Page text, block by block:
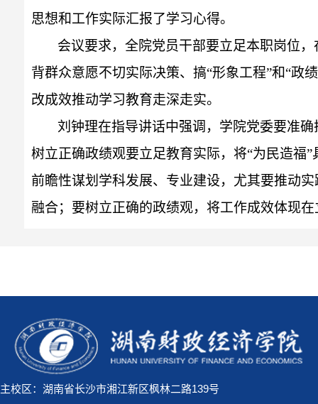
思想和工作实际汇报了学习心得。
会议要求，全院党员干部要立足本职岗位
背群众意愿不切实际决策、搞“形象工程”和“政
改成效推动学习教育走深走实。
刘钟理在指导讲话中强调，学院党委要准
树立正确政绩观要立足教育实际，将“为民造福
前瞻性谋划学科发展、专业建设，尤其要推动
融合；要树立正确的政绩观，将工作成效体现
主校区：湖南省长沙市湘江新区枫林二路139号